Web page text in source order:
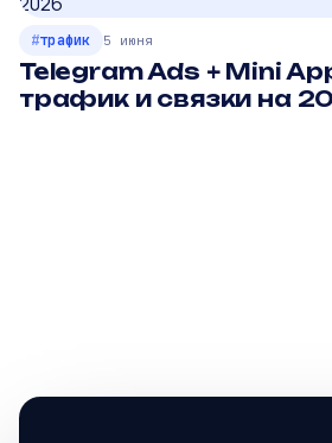
трафик 5 июня
Telegram Ads + Mini
трафик и связки на